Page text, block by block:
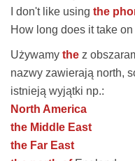
I don't like using the
How long does it take on
Używamy the z
nazwy zawierają north,
istnieją wyjątki np.:
North America
the Middle East
the Far East